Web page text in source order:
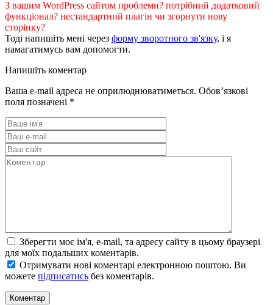
З вашим WordPress сайтом проблеми? потрібний додатковий
функціонал? нестандартний плагін чи згорнути нову
сторінку?
Тоді напишіть мені через форму зворотного зв'язку, і я
намагатимусь вам допомогти.
Напишіть коментар
Ваша e-mail адреса не оприлюднюватиметься. Обов’язкові
поля позначені *
Зберегти моє ім'я, e-mail, та адресу сайту в цьому браузері
для моїх подальших коментарів.
Отримувати нові коментарі електронною поштою. Ви
можете підписатись без коментарів.